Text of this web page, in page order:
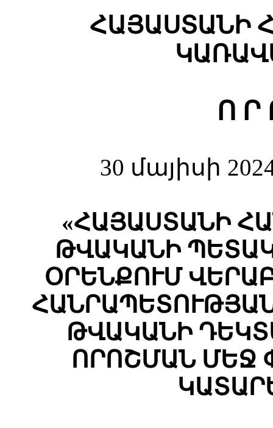
ՀԱՅԱՍՏԱՆԻ
Ո Ր
30 մայիսի
«ՀԱՅԱՍՏԱՆԻ
ԹՎԱԿԱՆԻ
ՕՐԵՆՔՈՒՄ
ԹՎԱԿԱՆԻ
ՈՐՈՇՄԱՆ ՄԵՋ